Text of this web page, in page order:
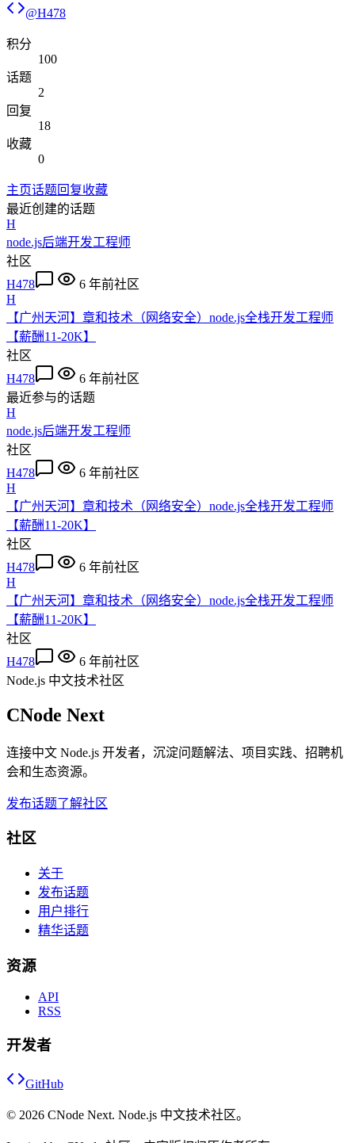
@H478
积分
100
话题
2
回复
18
收藏
0
主页话题回复收藏
最近创建的话题
H
node.js后端开发工程师
社区
H478
6 年前社区
H
【广州天河】章和技术（网络安全）node.js全栈开发工程师
【薪酬11-20K】
社区
H478
6 年前社区
最近参与的话题
H
node.js后端开发工程师
社区
H478
6 年前社区
H
【广州天河】章和技术（网络安全）node.js全栈开发工程师
【薪酬11-20K】
社区
H478
6 年前社区
H
【广州天河】章和技术（网络安全）node.js全栈开发工程师
【薪酬11-20K】
社区
H478
6 年前社区
Node.js 中文技术社区
CNode Next
连接中文 Node.js 开发者，沉淀问题解法、项目实践、招聘机
会和生态资源。
发布话题了解社区
社区
关于
发布话题
用户排行
精华话题
资源
API
RSS
开发者
GitHub
© 2026 CNode Next. Node.js 中文技术社区。